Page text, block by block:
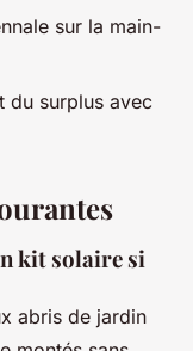
sur la main-
du surplus avec
kit solaire si
abris de jardin